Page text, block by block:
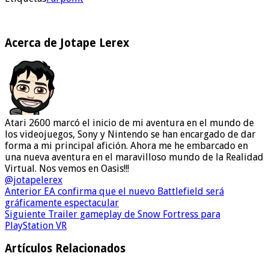
Acerca de Jotape Lerex
Atari 2600 marcó el inicio de mi aventura en el mundo de
los videojuegos, Sony y Nintendo se han encargado de dar
forma a mi principal afición. Ahora me he embarcado en
una nueva aventura en el maravilloso mundo de la Realidad
Virtual. Nos vemos en Oasis!!!
@jotapelerex
Anterior EA confirma que el nuevo Battlefield será
gráficamente espectacular
Siguiente Trailer gameplay de Snow Fortress para
PlayStation VR
Artículos Relacionados